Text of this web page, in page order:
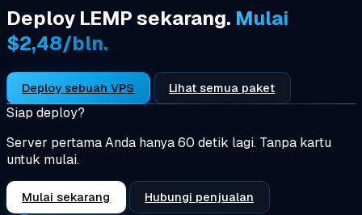
Deploy LEMP sekarang. Mulai
$2,48/bln.
Deploy sebuah VPS Lihat semua paket
Siap deploy?
Server pertama Anda hanya 60 detik lagi. Tanpa kartu
untuk mulai.
Mulai sekarang Hubungi penjualan